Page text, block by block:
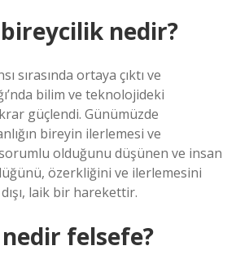
nedir?
sırasında ortaya çıktı ve
bilim ve teknolojideki
güçlendi. Günümüzde
bireyin ilerlemesi ve
olduğunu düşünen ve insan
özerkliğini ve ilerlemesini
laik bir harekettir.
felsefe?